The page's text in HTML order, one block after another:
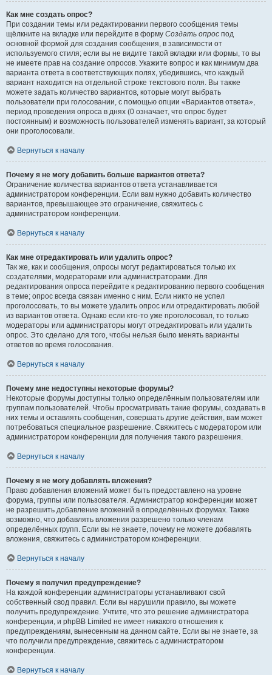
Как мне создать опрос?
При создании темы или редактировании первого сообщения темы
щёлкните на вкладке или перейдите в форму Создать опрос под
основной формой для создания сообщения, в зависимости от
используемого стиля; если вы не видите такой вкладки или формы, то вы
не имеете прав на создание опросов. Укажите вопрос и как минимум два
варианта ответа в соответствующих полях, убедившись, что каждый
вариант находится на отдельной строке текстового поля. Вы также
можете задать количество вариантов, которые могут выбрать
пользователи при голосовании, с помощью опции «Вариантов ответа»,
период проведения опроса в днях (0 означает, что опрос будет
постоянным) и возможность пользователей изменять вариант, за который
они проголосовали.
Вернуться к началу
Почему я не могу добавить больше вариантов ответа?
Ограничение количества вариантов ответа устанавливается
администратором конференции. Если вам нужно добавить количество
вариантов, превышающее это ограничение, свяжитесь с
администратором конференции.
Вернуться к началу
Как мне отредактировать или удалить опрос?
Так же, как и сообщения, опросы могут редактироваться только их
создателями, модераторами или администраторами. Для
редактирования опроса перейдите к редактированию первого сообщения
в теме; опрос всегда связан именно с ним. Если никто не успел
проголосовать, то вы можете удалить опрос или отредактировать любой
из вариантов ответа. Однако если кто-то уже проголосовал, то только
модераторы или администраторы могут отредактировать или удалить
опрос. Это сделано для того, чтобы нельзя было менять варианты
ответов во время голосования.
Вернуться к началу
Почему мне недоступны некоторые форумы?
Некоторые форумы доступны только определённым пользователям или
группам пользователей. Чтобы просматривать такие форумы, создавать в
них темы и оставлять сообщения, совершать другие действия, вам может
потребоваться специальное разрешение. Свяжитесь с модератором или
администратором конференции для получения такого разрешения.
Вернуться к началу
Почему я не могу добавлять вложения?
Право добавления вложений может быть предоставлено на уровне
форума, группы или пользователя. Администратор конференции может
не разрешить добавление вложений в определённых форумах. Также
возможно, что добавлять вложения разрешено только членам
определённых групп. Если вы не знаете, почему не можете добавлять
вложения, свяжитесь с администратором конференции.
Вернуться к началу
Почему я получил предупреждение?
На каждой конференции администраторы устанавливают свой
собственный свод правил. Если вы нарушили правило, вы можете
получить предупреждение. Учтите, что это решение администратора
конференции, и phpBB Limited не имеет никакого отношения к
предупреждениям, вынесенным на данном сайте. Если вы не знаете, за
что получили предупреждение, свяжитесь с администратором
конференции.
Вернуться к началу